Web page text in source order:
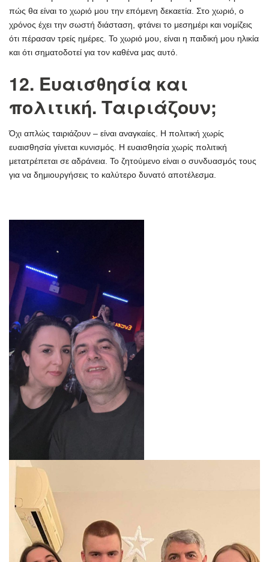
πώς θα είναι το χωριό μου την επόμενη δεκαετία. Στο χωριό, ο
χρόνος έχει την σωστή διάσταση, φτάνει το μεσημέρι και νομίζεις
ότι πέρασαν τρείς ημέρες. Το χωριό μου, είναι η παιδική μου ηλικία
και ότι σηματοδοτεί για τον καθένα μας αυτό.
12. Ευαισθησία και
πολιτική. Ταιριάζουν;
Όχι απλώς ταιριάζουν – είναι αναγκαίες. Η πολιτική χωρίς
ευαισθησία γίνεται κυνισμός. Η ευαισθησία χωρίς πολιτική
μετατρέπεται σε αδράνεια. Το ζητούμενο είναι ο συνδυασμός τους
για να δημιουργήσεις το καλύτερο δυνατό αποτέλεσμα.